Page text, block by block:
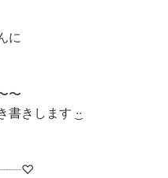
に
〜
きします‪ ·͜·